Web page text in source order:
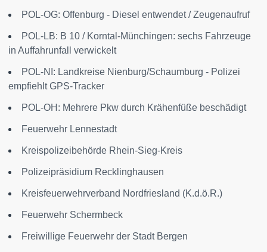
POL-OG: Offenburg - Diesel entwendet / Zeugenaufruf
POL-LB: B 10 / Korntal-Münchingen: sechs Fahrzeuge
in Auffahrunfall verwickelt
POL-NI: Landkreise Nienburg/Schaumburg - Polizei
empfiehlt GPS-Tracker
POL-OH: Mehrere Pkw durch Krähenfüße beschädigt
Feuerwehr Lennestadt
Kreispolizeibehörde Rhein-Sieg-Kreis
Polizeipräsidium Recklinghausen
Kreisfeuerwehrverband Nordfriesland (K.d.ö.R.)
Feuerwehr Schermbeck
Freiwillige Feuerwehr der Stadt Bergen